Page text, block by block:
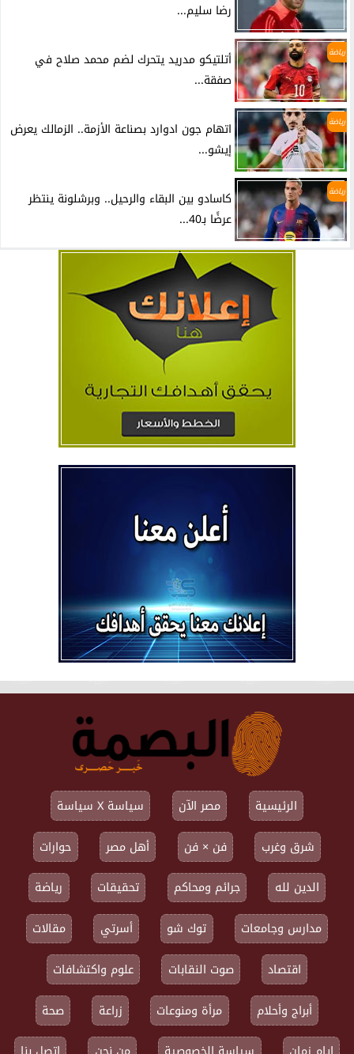
رضا سليم...
رياضة
أتلتيكو مدريد يتحرك لضم محمد صلاح في
صفقة...
رياضة
اتهام جون ادوارد بصناعة الأزمة.. الزمالك يعرض
إيشو...
رياضة
كاسادو بين البقاء والرحيل.. وبرشلونة ينتظر
عرضًا بـ40...
الرئيسية مصر الآن
سياسة X سياسة
شرق وغرب
فن × فن أهل مصر
حوارات
الدين لله
جرائم ومحاكم تحقيقات
رياضة
مدارس وجامعات
توك شو أسرتي
مقالات
اقتصاد
صوت النقابات
علوم واكتشافات
أبراج وأحلام
مرأة ومنوعات زراعة
صحة